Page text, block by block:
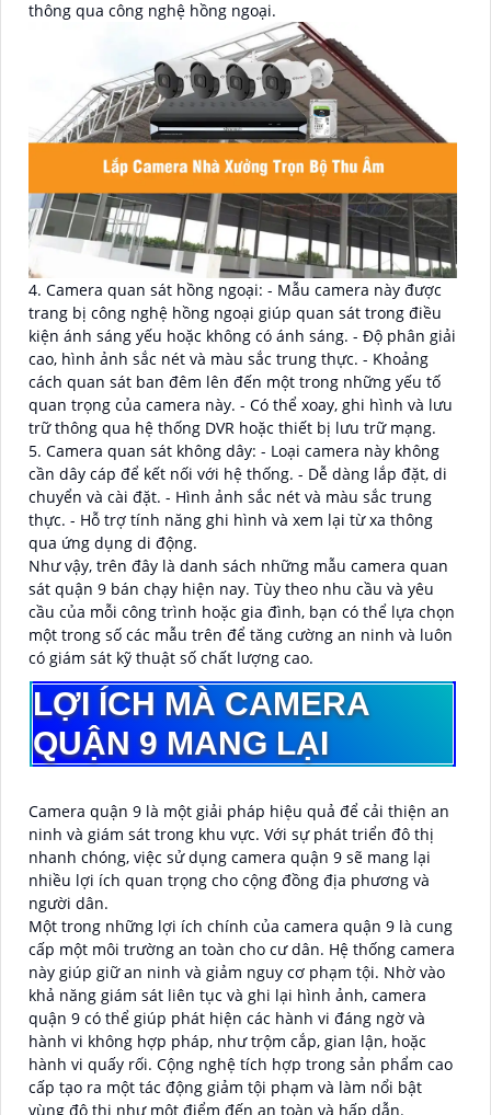
thông qua công nghệ hồng ngoại.
4. Camera quan sát hồng ngoại: - Mẫu camera này được
trang bị công nghệ hồng ngoại giúp quan sát trong điều
kiện ánh sáng yếu hoặc không có ánh sáng. - Độ phân giải
cao, hình ảnh sắc nét và màu sắc trung thực. - Khoảng
cách quan sát ban đêm lên đến một trong những yếu tố
quan trọng của camera này. - Có thể xoay, ghi hình và lưu
trữ thông qua hệ thống DVR hoặc thiết bị lưu trữ mạng.
5. Camera quan sát không dây: - Loại camera này không
cần dây cáp để kết nối với hệ thống. - Dễ dàng lắp đặt, di
chuyển và cài đặt. - Hình ảnh sắc nét và màu sắc trung
thực. - Hỗ trợ tính năng ghi hình và xem lại từ xa thông
qua ứng dụng di động.
Như vậy, trên đây là danh sách những mẫu camera quan
sát quận 9 bán chạy hiện nay. Tùy theo nhu cầu và yêu
cầu của mỗi công trình hoặc gia đình, bạn có thể lựa chọn
một trong số các mẫu trên để tăng cường an ninh và luôn
có giám sát kỹ thuật số chất lượng cao.
LỢI ÍCH MÀ CAMERA
QUẬN 9 MANG LẠI
Camera quận 9 là một giải pháp hiệu quả để cải thiện an
ninh và giám sát trong khu vực. Với sự phát triển đô thị
nhanh chóng, việc sử dụng camera quận 9 sẽ mang lại
nhiều lợi ích quan trọng cho cộng đồng địa phương và
người dân.
Một trong những lợi ích chính của camera quận 9 là cung
cấp một môi trường an toàn cho cư dân. Hệ thống camera
này giúp giữ an ninh và giảm nguy cơ phạm tội. Nhờ vào
khả năng giám sát liên tục và ghi lại hình ảnh, camera
quận 9 có thể giúp phát hiện các hành vi đáng ngờ và
hành vi không hợp pháp, như trộm cắp, gian lận, hoặc
hành vi quấy rối. Cộng nghệ tích hợp trong sản phẩm cao
cấp tạo ra một tác động giảm tội phạm và làm nổi bật
vùng đô thị như một điểm đến an toàn và hấp dẫn.